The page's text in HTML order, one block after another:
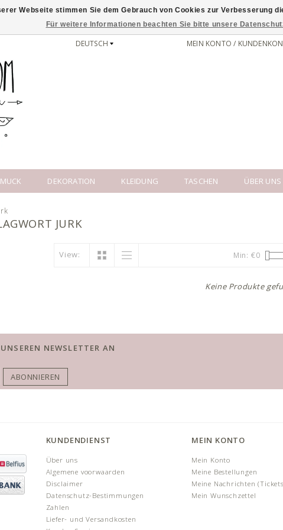
DEUTSCH MEIN KONTO /
DEKORATION KLEIDUNG TASCHEN ÜBER UNS
JURK
View: Min: €0
Keine Produkte
Webseite stimmen Sie dem Gebrauch von Cookies zur Verbesserung
Für weitere Informationen beachten Sie bitte unsere
NEWSLETTER AN
ABONNIEREN
KUNDENDIENST
Über uns
Algemene voorwaarden
Disclaimer
Datenschutz-Bestimmungen
Zahlen
Liefer- und Versandkosten
MEIN KONTO
Mein Konto
Meine Bestellungen
Meine Nachrichten
Mein Wunschzettel